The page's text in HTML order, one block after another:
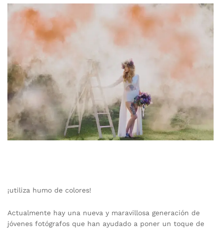
¡utiliza humo de colores!
Actualmente hay una nueva y maravillosa generación de
jóvenes fotógrafos que han ayudado a poner un toque de